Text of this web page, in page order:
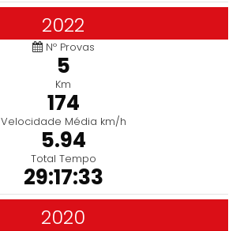
2022
Nº Provas
5
Km
174
Velocidade Média km/h
5.94
Total Tempo
29:17:33
2020